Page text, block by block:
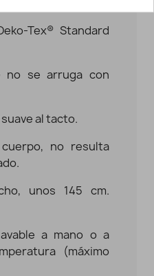
Tex® Standard
se arruga con
al tacto.
no resulta
unos 145 cm.
a mano o a
(máximo